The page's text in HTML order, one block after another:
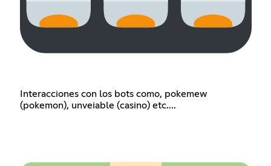
Interacciones con los bots como, pokemew
(pokemon), unveiable (casino) etc....